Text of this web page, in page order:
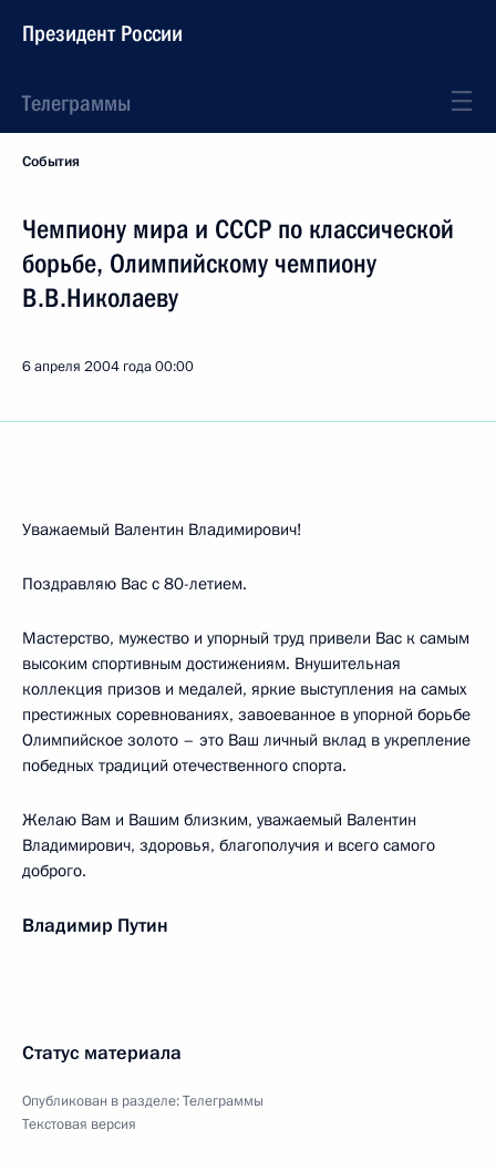
Президент России
Телеграммы
События
Чемпиону мира и СССР по классической
борьбе, Олимпийскому чемпиону
В.В.Николаеву
6 апреля 2004 года00:00
Уважаемый Валентин Владимирович!
Поздравляю Вас с 80-летием.
Мастерство, мужество и упорный труд привели Вас к самым
высоким спортивным достижениям. Внушительная
коллекция призов и медалей, яркие выступления на самых
престижных соревнованиях, завоеванное в упорной борьбе
Олимпийское золото – это Ваш личный вклад в укрепление
победных традиций отечественного спорта.
Желаю Вам и Вашим близким, уважаемый Валентин
Владимирович, здоровья, благополучия и всего самого
доброго.
Владимир Путин
Статус материала
Опубликован в разделе:Телеграммы
Текстовая версия